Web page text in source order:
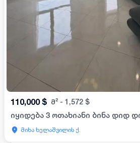
110,000 $ მ² - 1,572 $
იყიდება 3 ოთახიანი ბინა დიდ
მიხა ხელაშვილის ქ.